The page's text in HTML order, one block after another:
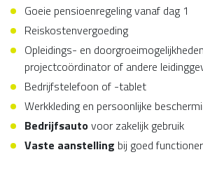
Goeie pensioenregeling vanaf dag 1
Reiskostenvergoeding
Opleidings- en
projectcoördinator of andere
Bedrijfstelefoon of -tablet
Werkkleding en persoonlijke
Bedrijfsautovoor zakelijk gebruik
Vaste aanstelling bij goed